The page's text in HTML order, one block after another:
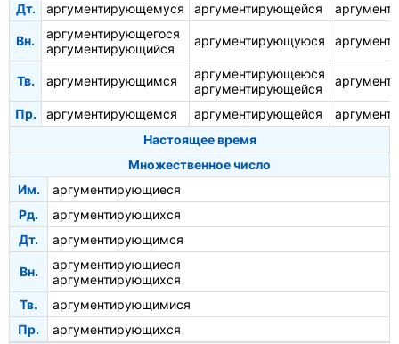
Дт.
аргументирующемуся аргументирующейся
Вн.
аргументирующегося
аргументирующийся
аргументирующуюся
Тв. аргументирующимся
аргументирующеюся
аргументирующейся
Пр. аргументирующемся аргументирующейся
Настоящее время
Множественное число
Им.
аргументирующиеся
Рд.
аргументирующихся
Дт.
аргументирующимся
Вн.
аргументирующиеся
аргументирующихся
Тв.
аргументирующимися
Пр.
аргументирующихся